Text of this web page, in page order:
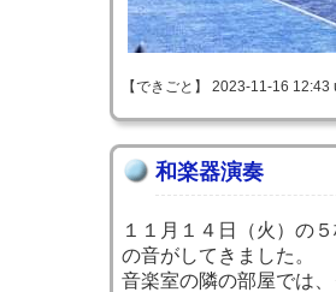
【できごと】 2023-11-16
和楽器演奏
１１月１４日（火）の
の音がしてきました。
音楽室の隣の部屋では